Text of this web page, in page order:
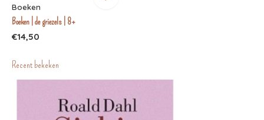
Boeken
Boeken | de griezels | 8+
€14,50
Recent bekeken